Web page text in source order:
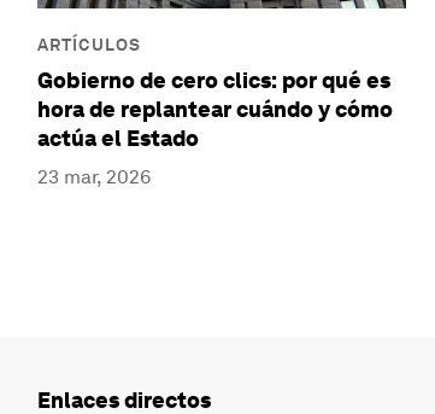
ARTÍCULOS
Gobierno de cero clics: por qué es
hora de replantear cuándo y cómo
actúa el Estado
23 mar, 2026
Enlaces directos